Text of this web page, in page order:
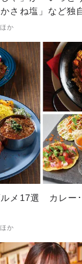
さね塩」など独
か
ルメ17選 カレー
か